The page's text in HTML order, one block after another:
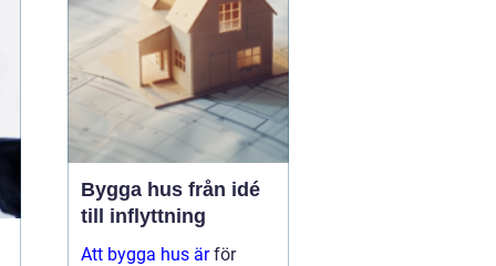
som förstår både
elteknik och
produktionens krav. Här
03 augusti 2026
Bygga hus från idé
till inflyttning
Att bygga hus ärför